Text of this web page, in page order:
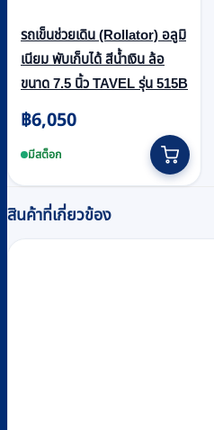
รถเข็นช่วยเดิน (Rollator) อลูมิ
เนียม พับเก็บได้ สีน้ำเงิน ล้อ
ขนาด 7.5 นิ้ว TAVEL รุ่น 515B
฿6,050
มีสต็อก
สินค้าที่เกี่ยวข้อง